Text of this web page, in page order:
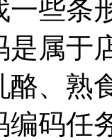
一些条
是属于
酪、熟
编码任